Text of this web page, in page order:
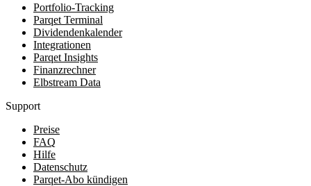
Portfolio-Tracking
Parqet Terminal
Dividendenkalender
Integrationen
Parqet Insights
Finanzrechner
Elbstream Data
Support
Preise
FAQ
Hilfe
Datenschutz
Parqet-Abo kündigen